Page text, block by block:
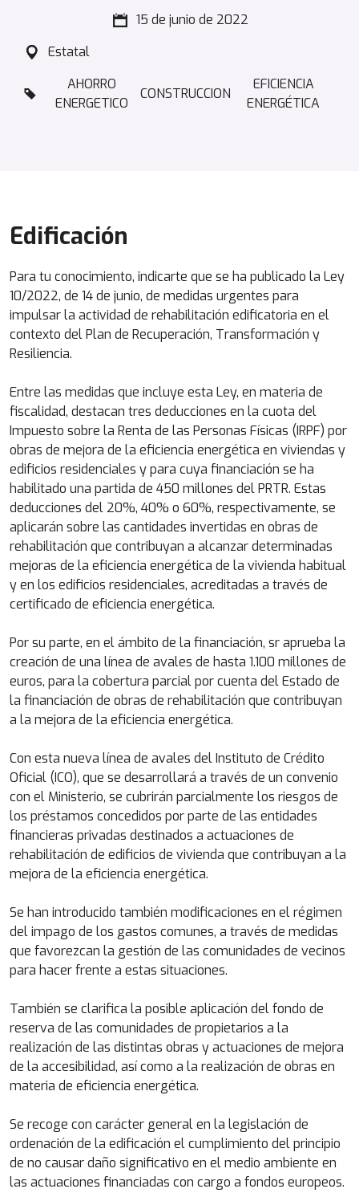
15 de junio de 2022
Estatal
AHORRO
ENERGETICO
CONSTRUCCION
EFICIENCIA
ENERGÉTICA
Edificación
Para tu conocimiento, indicarte que se ha publicado la Ley
10/2022, de 14 de junio, de medidas urgentes para
impulsar la actividad de rehabilitación edificatoria en el
contexto del Plan de Recuperación, Transformación y
Resiliencia.
Entre las medidas que incluye esta Ley, en materia de
fiscalidad, destacan tres deducciones en la cuota del
Impuesto sobre la Renta de las Personas Físicas (IRPF) por
obras de mejora de la eficiencia energética en viviendas y
edificios residenciales y para cuya financiación se ha
habilitado una partida de 450 millones del PRTR. Estas
deducciones del 20%, 40% o 60%, respectivamente, se
aplicarán sobre las cantidades invertidas en obras de
rehabilitación que contribuyan a alcanzar determinadas
mejoras de la eficiencia energética de la vivienda habitual
y en los edificios residenciales, acreditadas a través de
certificado de eficiencia energética.
Por su parte, en el ámbito de la financiación, sr aprueba la
creación de una línea de avales de hasta 1.100 millones de
euros, para la cobertura parcial por cuenta del Estado de
la financiación de obras de rehabilitación que contribuyan
a la mejora de la eficiencia energética.
Con esta nueva línea de avales del Instituto de Crédito
Oficial (ICO), que se desarrollará a través de un convenio
con el Ministerio, se cubrirán parcialmente los riesgos de
los préstamos concedidos por parte de las entidades
financieras privadas destinados a actuaciones de
rehabilitación de edificios de vivienda que contribuyan a la
mejora de la eficiencia energética.
Se han introducido también modificaciones en el régimen
del impago de los gastos comunes, a través de medidas
que favorezcan la gestión de las comunidades de vecinos
para hacer frente a estas situaciones.
También se clarifica la posible aplicación del fondo de
reserva de las comunidades de propietarios a la
realización de las distintas obras y actuaciones de mejora
de la accesibilidad, así como a la realización de obras en
materia de eficiencia energética.
Se recoge con carácter general en la legislación de
ordenación de la edificación el cumplimiento del principio
de no causar daño significativo en el medio ambiente en
las actuaciones financiadas con cargo a fondos europeos.